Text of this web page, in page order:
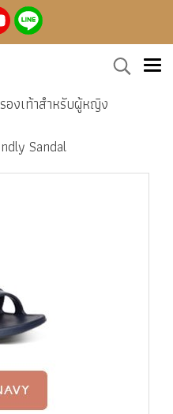
รองเท้าสำหรับผู้หญิง
Sandal